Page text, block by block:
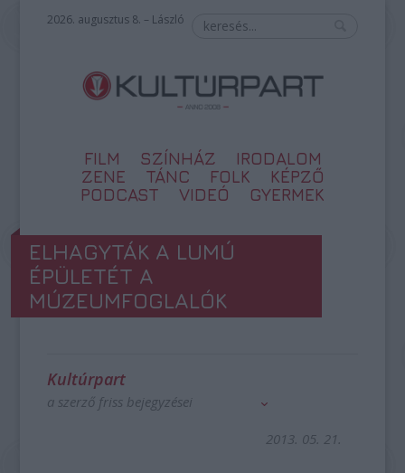
2026. augusztus 8. – László
FILM SZÍNHÁZ
IRODALOM
ZENE
TÁNC FOLK
KÉPZŐ
PODCAST
VIDEÓ GYERMEK
ELHAGYTÁK A LUMÚ
ÉPÜLETÉT A
MÚZEUMFOGLALÓK
Kultúrpart
a szerző friss bejegyzései
2013. 05. 21.